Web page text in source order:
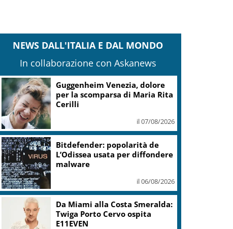
NEWS DALL'ITALIA E DAL MONDO
In collaborazione con Askanews
Guggenheim Venezia, dolore
per la scomparsa di Maria Rita
Cerilli
il 07/08/2026
Bitdefender: popolarità de
L’Odissea usata per diffondere
malware
il 06/08/2026
Da Miami alla Costa Smeralda:
Twiga Porto Cervo ospita
E11EVEN